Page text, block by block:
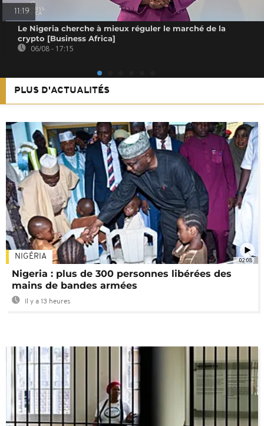
11:19
Le Nigeria cherche à mieux réguler le marché de la
crypto [Business Africa]
06/08 - 17:15
PLUS D'ACTUALITÉS
02:08
NIGÉRIA
Nigeria : plus de 300 personnes libérées des
mains de bandes armées
Il y a 13 heures